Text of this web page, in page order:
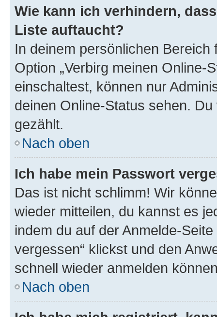
Wie kann ich verhindern,
Liste auftaucht?
In deinem persönlichen
Option „Verbirg meinen Online-
einschaltest, können nur
deinen Online-Status sehen.
gezählt.
Nach oben
Ich habe mein Passwort
Das ist nicht schlimm! Wir
wieder mitteilen, du kannst es
indem du auf der Anmelde-
vergessen“ klickst und den
schnell wieder anmelden
Nach oben